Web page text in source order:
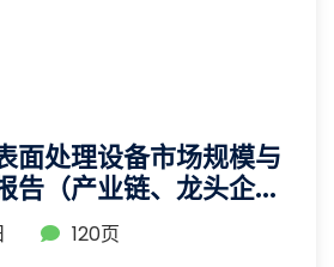
面处理设备市场规模与
告（产业链、龙头企业
）
120页